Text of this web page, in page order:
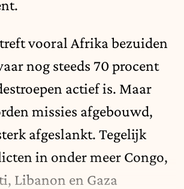
vooral Afrika bezuiden
nog steeds 70 procent
actief is. Maar
missies afgebouwd,
afgeslankt. Tegelijk
in onder meer Congo,
Libanon en Gaza